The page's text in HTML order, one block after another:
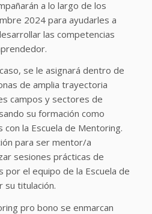
a lo largo de los
2024 para ayudarles a
las competencias
se le asignará dentro de
de amplia trayectoria
campos y sectores de
su formación como
la Escuela de Mentoring.
para ser mentor/a
sesiones prácticas de
por el equipo de la Escuela de
su titulación.
pro bono se enmarcan